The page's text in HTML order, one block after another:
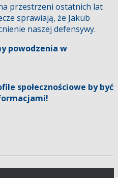
przestrzeni ostatnich lat
sprawiają, że Jakub
naszej defensywy.
powodzenia w
społecznościowe by być